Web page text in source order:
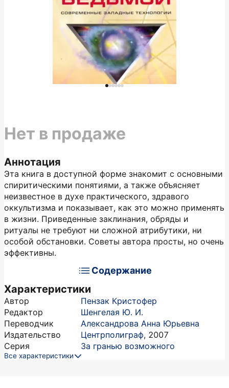
Аннотация
Эта книга в доступной форме знакомит с основными
спиритическими понятиями, а также объясняет
неизвестное в духе практического, здравого
оккультизма и показывает, как это можно применять
в жизни. Приведенные заклинания, обряды и
ритуалы не требуют ни сложной атрибутики, ни
особой обстановки. Советы автора просты, но очень
эффективны.
Содержание
Характеристики
Автор
Пензак Кристофер
Редактор
Шенгелая Ю. И.
Переводчик
Александрова Анна Юрьевна
Издательство
Центрполиграф, 2007
Серия
За гранью возможного
Все характеристики
Нет в продаже